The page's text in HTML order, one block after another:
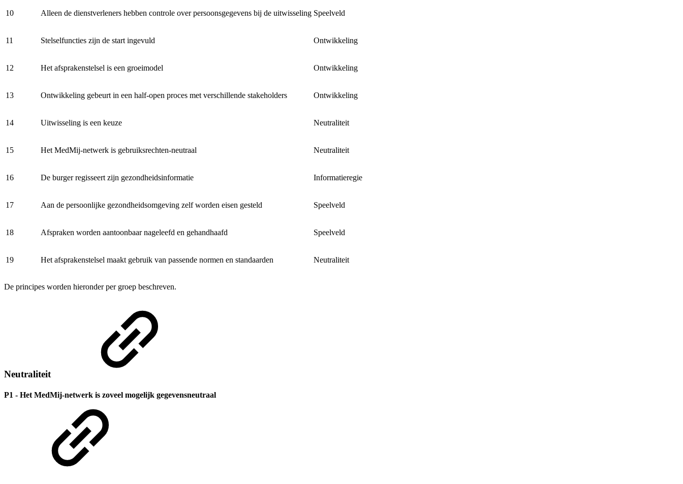
10 Alleen de dienstverleners hebben controle over persoonsgegevens bij de uitwisseling Speelveld
11 Stelselfuncties zijn de start ingevuld Ontwikkeling
12 Het afsprakenstelsel is een groeimodel Ontwikkeling
13 Ontwikkeling gebeurt in een half-open proces met verschillende stakeholders Ontwikkeling
14 Uitwisseling is een keuze Neutraliteit
15 Het MedMij-netwerk is gebruiksrechten-neutraal Neutraliteit
16 De burger regisseert zijn gezondheidsinformatie Informatieregie
17 Aan de persoonlijke gezondheidsomgeving zelf worden eisen gesteld Speelveld
18 Afspraken worden aantoonbaar nageleefd en gehandhaafd Speelveld
19 Het afsprakenstelsel maakt gebruik van passende normen en standaarden Neutraliteit
De principes worden hieronder per groep beschreven.
Neutraliteit
P1 - Het MedMij-netwerk is zoveel mogelijk gegevensneutraal